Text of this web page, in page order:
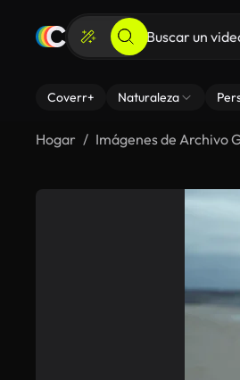
Coverr+ Naturaleza
Hogar Imágenes de Archivo